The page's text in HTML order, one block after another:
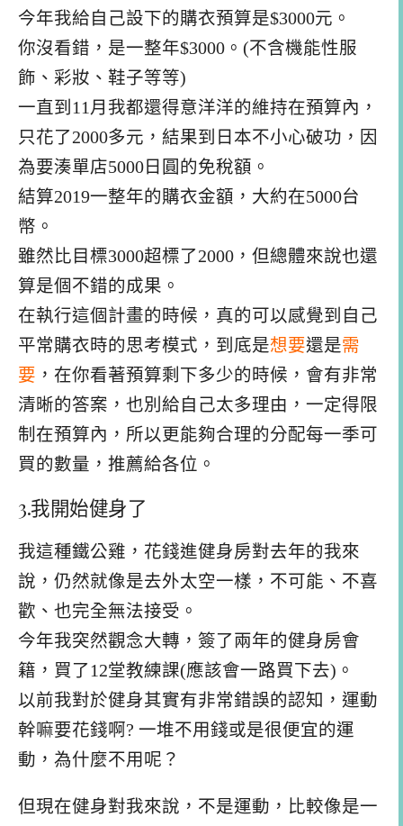
今年我給自己設下的購衣預算是$3000元。
你沒看錯，是一整年$3000。(不含機能性服
飾、彩妝、鞋子等等)
一直到11月我都還得意洋洋的維持在預算內，
只花了2000多元，結果到日本不小心破功，因
為要湊單店5000日圓的免稅額。
結算2019一整年的購衣金額，大約在5000台
幣。
雖然比目標3000超標了2000，但總體來說也還
算是個不錯的成果。
在執行這個計畫的時候，真的可以感覺到自己
平常購衣時的思考模式，到底是想要還是需
要 ，在你看著預算剩下多少的時候，會有非常
清晰的答案，也別給自己太多理由，一定得限
制在預算內，所以更能夠合理的分配每一季可
買的數量，推薦給各位。
3.我開始健身了
我這種鐵公雞，花錢進健身房對去年的我來
說，仍然就像是去外太空一樣，不可能、不喜
歡、也完全無法接受。
今年我突然觀念大轉，簽了兩年的健身房會
籍，買了12堂教練課(應該會一路買下去)。
以前我對於健身其實有非常錯誤的認知，運動
幹嘛要花錢啊? 一堆不用錢或是很便宜的運
動，為什麼不用呢？
但現在健身對我來說，不是運動，比較像是一